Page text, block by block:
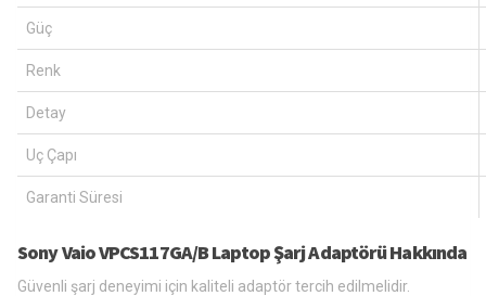
Güç
Renk
Detay
Uç Çapı
Garanti Süresi
Sony Vaio VPCS117GA/B Laptop Şarj Adaptörü Hakkında
Güvenli şarj deneyimi için kaliteli adaptör tercih edilmelidir.